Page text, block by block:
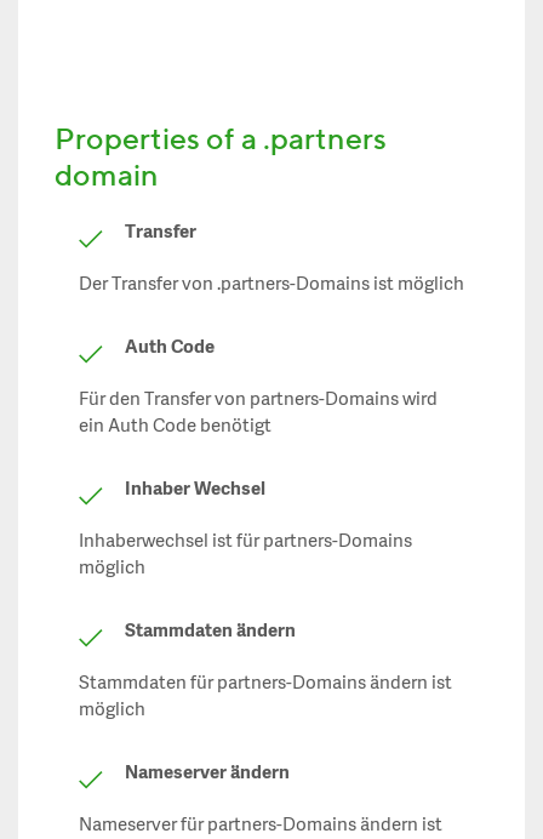
Properties of a .partners
domain
Transfer
Der Transfer von .partners-Domains ist möglich
Auth Code
Für den Transfer von partners-Domains wird
ein Auth Code benötigt
Inhaber Wechsel
Inhaberwechsel ist für partners-Domains
möglich
Stammdaten ändern
Stammdaten für partners-Domains ändern ist
möglich
Nameserver ändern
Nameserver für partners-Domains ändern ist